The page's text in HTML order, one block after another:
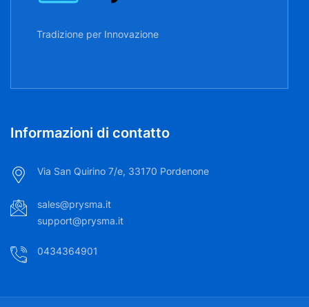
Tradizione per Innovazione
Informazioni di contatto
Via San Quirino 7/e, 33170 Pordenone
sales@prysma.it
support@prysma.it
0434364901